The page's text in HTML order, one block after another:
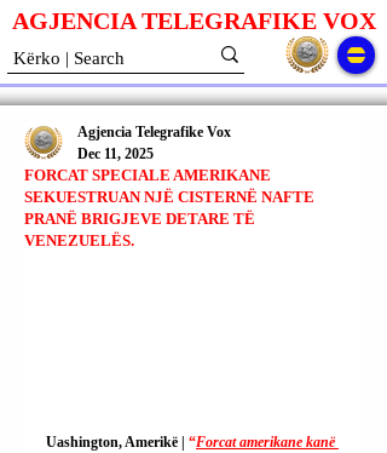
AGJENCIA TELEGRAFIKE VOX
FORCAT SPECIALE AMERIKANE
SEKUESTRUAN NJË CISTERNË NAFTE
PRANË BRIGJEVE DETARE TË
VENEZUELËS.
Agjencia Telegrafike Vox
Dec 11, 2025
Uashington, Amerikë | “Forcat amerikane kanë